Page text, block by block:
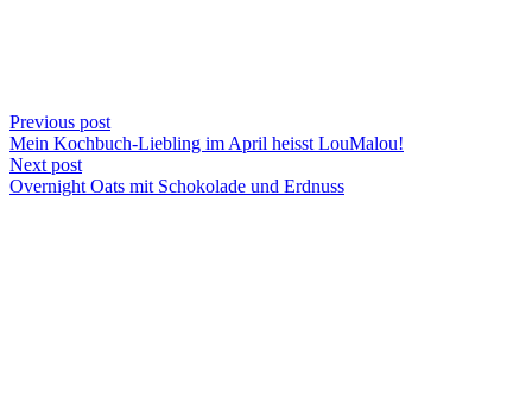
Previous post
Mein Kochbuch-Liebling im April heisst LouMalou!
Next post
Overnight Oats mit Schokolade und Erdnuss